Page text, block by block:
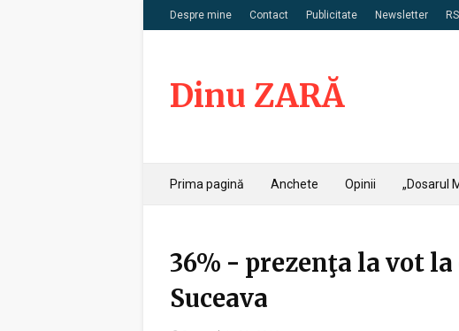
Despre mine Contact Publicitate Newsletter
Dinu ZARĂ
Prima pagină Anchete Opinii „Dosarul
36% - prezenţa la vot
Suceava